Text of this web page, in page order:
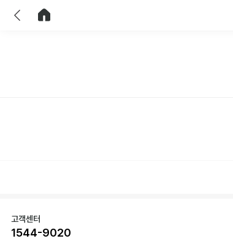
고객센터
1544-9020